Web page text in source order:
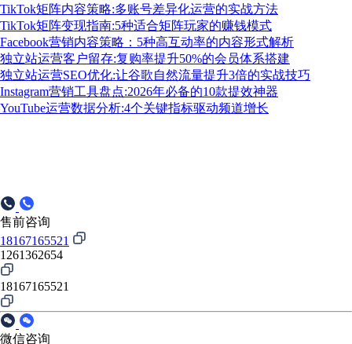
TikTok矩阵内容策略:多账号差异化运营的实战方法
TikTok矩阵变现指南:5种适合矩阵玩家的赚钱模式
Facebook营销内容策略：5种高互动率的内容形式解析
独立站运营客户留存:复购率提升50%的会员体系搭建
独立站运营SEO优化:让谷歌自然流量提升3倍的实战技巧
Instagram营销工具盘点:2026年必备的10款提效神器
YouTube运营数据分析:4个关键指标驱动频道增长
售前咨询
18167165521
1261362654
18167165521
微信咨询